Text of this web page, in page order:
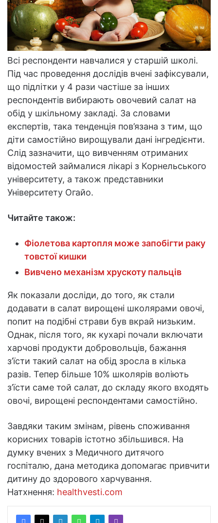
Всі респонденти навчалися у старшій школі.
Під час проведення дослідів вчені зафіксували,
що підлітки у 4 рази частіше за інших
респондентів вибирають овочевий салат на
обід у шкільному закладі. За словами
експертів, така тенденція пов’язана з тим, що
діти самостійно вирощували дані інгредієнти.
Слід зазначити, що вивченням отриманих
відомостей займалися лікарі з Корнельського
університету, а також представники
Університету Огайо.
Читайте також:
Фіолетова картопля може запобігти раку
товстої кишки
Вивчено механізм хрускоту пальців
Як показали досліди, до того, як стали
додавати в салат вирощені школярами овочі,
попит на подібні страви був вкрай низьким.
Однак, після того, як кухарі почали включати
харчові продукти добровольців, бажання
з’їсти такий салат на обід зросла в кілька
разів. Тепер більше 10% школярів воліють
з’їсти саме той салат, до складу якого входять
овочі, вирощені респондентами самостійно.
Завдяки таким змінам, рівень споживання
корисних товарів істотно збільшився. На
думку вчених з Медичного дитячого
госпіталю, дана методика допомагає привчити
дитину до здорового харчування.
Натхнення: healthvesti.com